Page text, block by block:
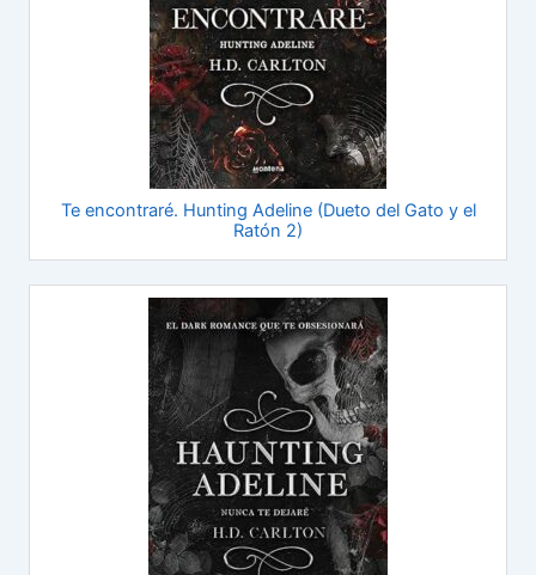
Te encontraré. Hunting Adeline (Dueto del Gato y el
Ratón 2)